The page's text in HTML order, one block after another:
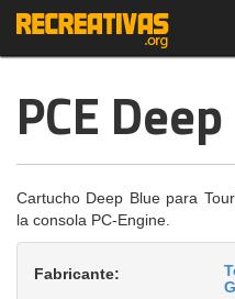
PCE
Cartucho Deep Blue para
la consola PC-Engine.
Fabricante: